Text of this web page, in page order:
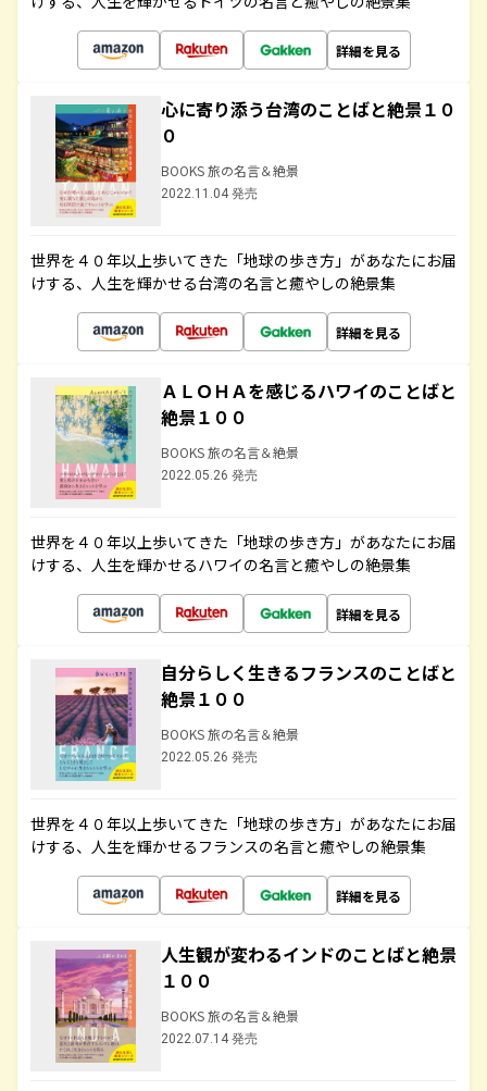
詳細を見る
心に寄り添う台湾のことばと絶景１０
０
BOOKS 旅の名言＆絶景
2022.11.04 発売
世界を４０年以上歩いてきた「地球の歩き方」があなたにお届
けする、人生を輝かせる台湾の名言と癒やしの絶景集
詳細を見る
ＡＬＯＨＡを感じるハワイのことばと
絶景１００
BOOKS 旅の名言＆絶景
2022.05.26 発売
世界を４０年以上歩いてきた「地球の歩き方」があなたにお届
けする、人生を輝かせるハワイの名言と癒やしの絶景集
詳細を見る
自分らしく生きるフランスのことばと
絶景１００
BOOKS 旅の名言＆絶景
2022.05.26 発売
世界を４０年以上歩いてきた「地球の歩き方」があなたにお届
けする、人生を輝かせるフランスの名言と癒やしの絶景集
詳細を見る
人生観が変わるインドのことばと絶景
１００
BOOKS 旅の名言＆絶景
2022.07.14 発売